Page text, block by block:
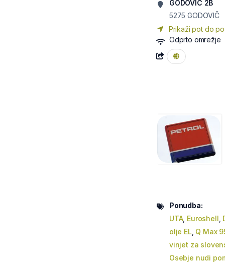
GODOVIČ 2B
5275 GODOVIČ
Prikaži pot do
Odprto omrežje
Ponudba:
UTA, Euroshell
olje EL Q Max
vinjet za
Osebje nudi